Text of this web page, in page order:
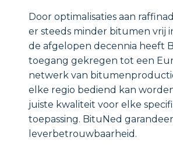
Door optimalisaties aan
er steeds minder bitumen vrij
de afgelopen decennia heeft
toegang gekregen tot een
netwerk van
elke regio bediend kan
juiste kwaliteit voor elke
toepassing. BituNed
leverbetrouwbaarheid.